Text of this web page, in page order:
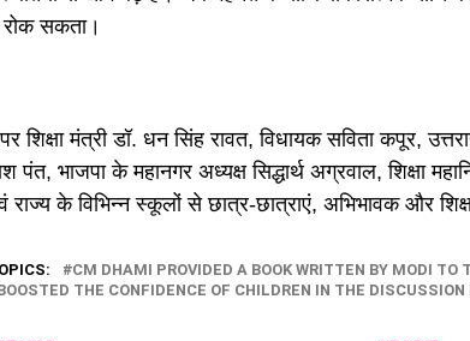
सकता।
शिक्षा मंत्री डॉ. धन सिंह रावत, विधायक सविता कपूर,
पंत, भाजपा के महानगर अध्यक्ष सिद्धार्थ अग्रवाल, शिक्षा
राज्य के विभिन्न स्कूलों से छात्र-छात्राएं, अभिभावक और
CM DHAMI PROVIDED A BOOK WRITTEN BY MODI TO
THE CONFIDENCE OF CHILDREN IN THE